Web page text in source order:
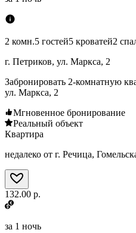
2 комн.5 гостей5 кроватей2
г. Петриков, ул. Маркса, 2
Забронировать 2-комнатную
ул. Маркса, 2
Мгновенное бронирование
Реальный объект
Квартира
недалеко от г. Речица,
132.00 р.
за 1 ночь